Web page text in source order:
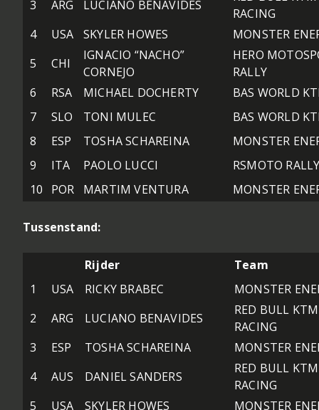
3
ARG LUCIANO BENAVIDES
RACING
4
USA SKYLER HOWES
MONSTER
5
CHI
IGNACIO “NACHO”
CORNEJO
HERO
RALLY
6
RSA MICHAEL DOCHERTY
BAS WORLD
7
SLO TONI MULEC
BAS WORLD
8
ESP TOSHA SCHAREINA
MONSTER
9
ITA PAOLO LUCCI
RSMOTO
10
POR MARTIM VENTURA MONSTER
Tussenstand:
Rijder
Team
1
USA RICKY BRABEC
MONSTER
2
ARG LUCIANO BENAVIDES
RED BULL
RACING
3
ESP TOSHA SCHAREINA
MONSTER
4
AUS DANIEL SANDERS
RED BULL
RACING
5
USA SKYLER HOWES MONSTER